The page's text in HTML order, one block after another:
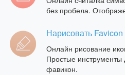
без пробела.
Нарисовать Favicon
Онлайн рисование
Простые инструменты
фавикон.